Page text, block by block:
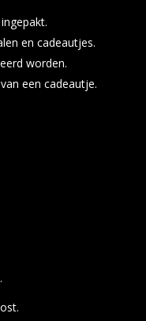
en cadeautjes.
worden.
een cadeautje.